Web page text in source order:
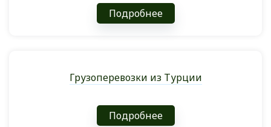
Подробнее
Грузоперевозки из Турции
Подробнее